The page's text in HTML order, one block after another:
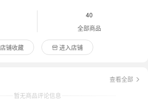
40
全部商品
店铺收藏 进入店铺
查看全部
暂无商品评论信息